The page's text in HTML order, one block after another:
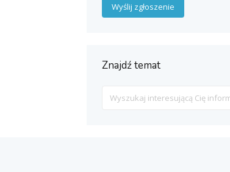
Wyślij zgłoszenie
Znajdź temat
For